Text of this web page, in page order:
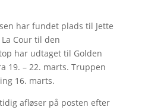
har fundet plads til Jette
Cour til den
har udtaget til Golden
19. – 22. marts. Truppen
16. marts.
afløser på posten efter